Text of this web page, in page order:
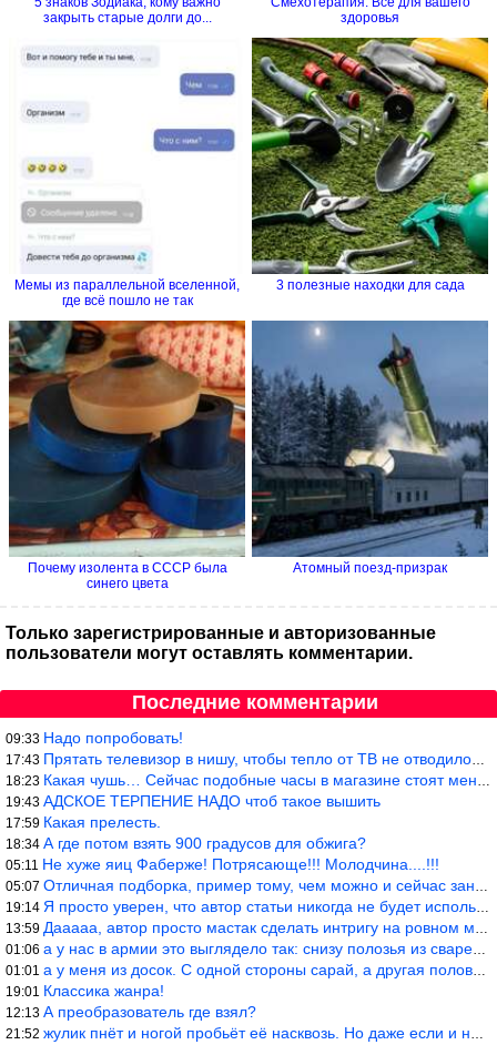
закрыть старые долги до...
здоровья
Мемы из параллельной вселенной,
где всё пошло не так
3 полезные находки для сада
Почему изолента в СССР была
синего цвета
Атомный поезд-призрак
Только зарегистрированные и авторизованные
пользователи могут оставлять комментарии.
Последние комментарии
09:33 Надо попробовать!
17:43 Прятать телевизор в нишу, чтобы тепло от ТВ не отводилось и теле
18:23 Какая чушь… Сейчас подобные часы в магазине стоят меньше 10 долл
19:43 АДСКОЕ ТЕРПЕНИЕ НАДО чтоб такое вышить
17:59 Какая прелесть.
18:34 А где потом взять 900 градусов для обжига?
05:11 Не хуже яиц Фаберже! Потрясающе!!! Молодчина....!!!
05:07 Отличная подборка, пример тому, чем можно и сейчас заниматься…
19:14 Я просто уверен, что автор статьи никогда не будет использовать
13:59 Дааааа, автор просто мастак сделать интригу на ровном месте! А н
01:06 а у нас в армии это выглядело так: снизу полозья из сваренные тр
01:01 а у меня из досок. С одной стороны сарай, а другая половина — ду
19:01 Классика жанра!
12:13 А преобразователь где взял?
21:52 жулик пнёт и ногой пробьёт её насквозь. Но даже если и никогда н